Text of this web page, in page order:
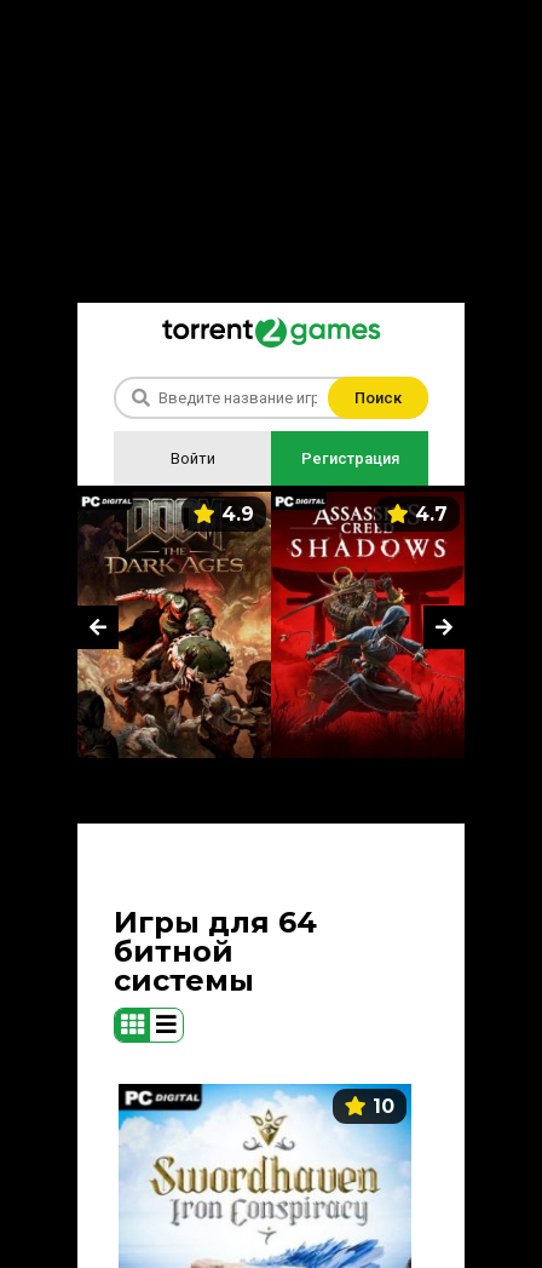
Поиск
Войти Регистрация
4.9 4.7
Игры для 64
битной
системы
10